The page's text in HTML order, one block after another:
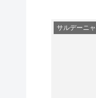
サルデーニ